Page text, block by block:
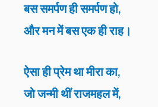
बस समर्पण ही समर्पण हो,
और मन में बस एक ही राह।
ऐसा ही प्रेम था मीरा का,
जो जन्मी थीं राजमहल में,